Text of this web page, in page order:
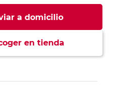
a domicilio
en tienda